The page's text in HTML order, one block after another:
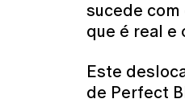
sucede com
que é real e
Este
de Perfect